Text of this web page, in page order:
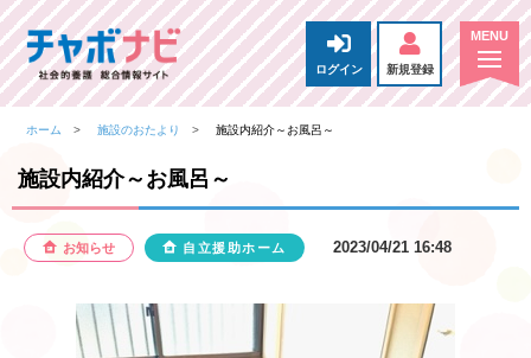
ログイン 新規登録
ホーム 施設のおたより 施設内紹介～お風呂～
施設内紹介～お風呂～
お知らせ 自立援助ホーム 2023/04/21 16:48